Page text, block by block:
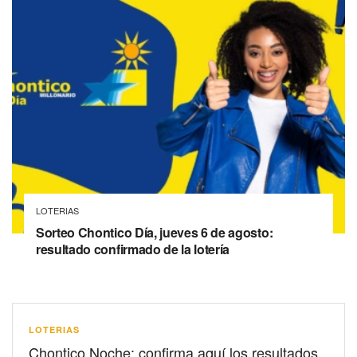
LOTERIAS
Sorteo Chontico Día, jueves 6 de agosto:
resultado confirmado de la lotería
LOTERIAS
Chontico Noche: confirma aquí los resultados